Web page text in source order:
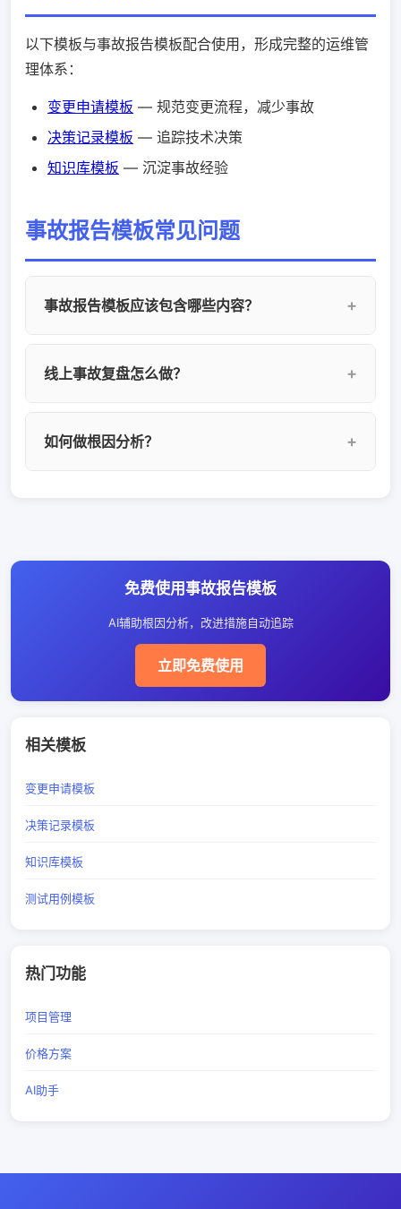
以下模板与事故报告模板配合使用，形成完整的运维管
理体系：
变更申请模板 — 规范变更流程，减少事故
决策记录模板 — 追踪技术决策
知识库模板 — 沉淀事故经验
事故报告模板常见问题
事故报告模板应该包含哪些内容？
重等级、发生时间、发现时间、恢复时间、影响
人。YesDev的事故报告模板还支持自动计算事故
线上事故复盘怎么做？
（5-Why或鱼骨图）→制定改进措施→分配改进
如何做根因分析？
在表面现象。免费使用事故报告模板
AI辅助根因分析，改进措施自动追踪
立即免费使用
相关模板
变更申请模板
决策记录模板
知识库模板
测试用例模板
热门功能
项目管理
价格方案
AI助手